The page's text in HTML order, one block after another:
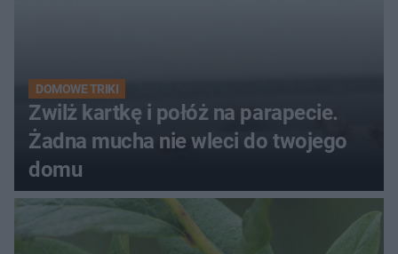
DOMOWE TRIKI
Zwilż kartkę i połóż na parapecie.
Żadna mucha nie wleci do twojego
domu